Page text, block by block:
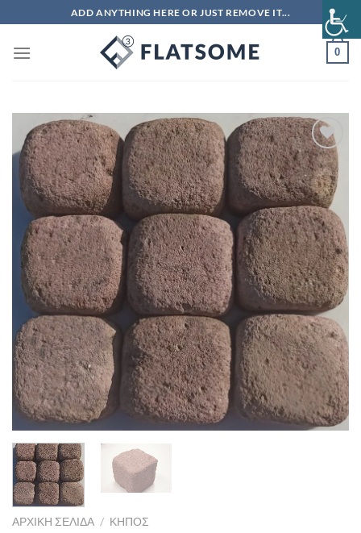
στο
περιεχόμενο
ADD ANYTHING HERE OR JUST REMOVE IT...
0
Πρόσθήκη
στην λίστα
επιθυμιών
ΑΡΧΙΚΉ ΣΕΛΊΔΑ / ΚΗΠΟΣ